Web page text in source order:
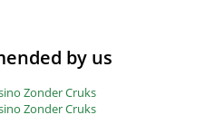
by us
Zonder Cruks
Zonder Cruks